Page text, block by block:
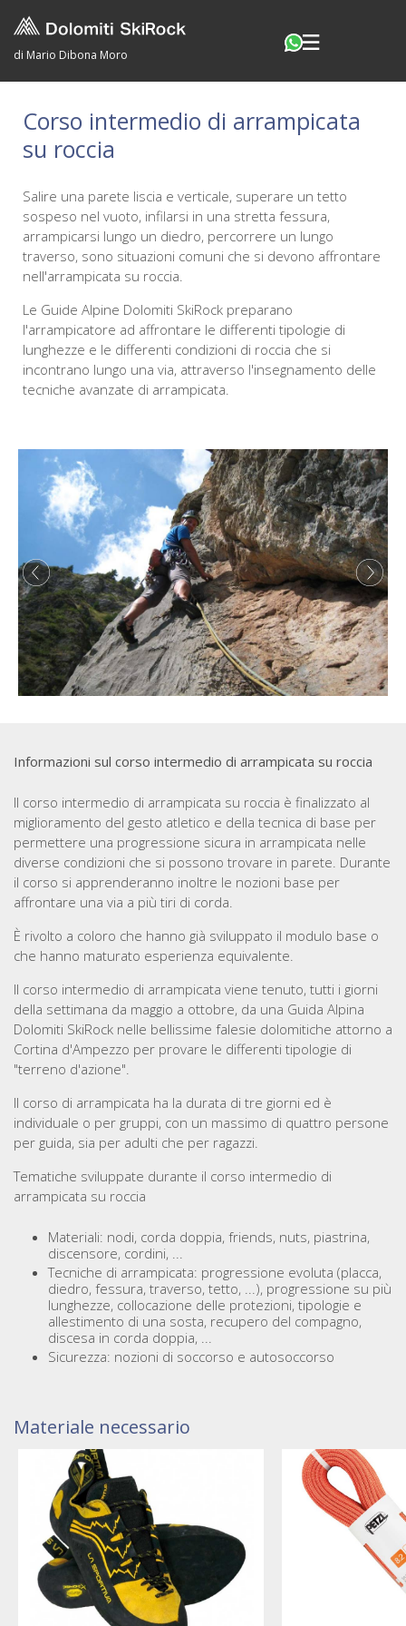
di Mario Dibona Moro
Corso intermedio di arrampicata
su roccia
Salire una parete liscia e verticale, superare un tetto
sospeso nel vuoto, infilarsi in una stretta fessura,
arrampicarsi lungo un diedro, percorrere un lungo
traverso, sono situazioni comuni che si devono affrontare
nell'arrampicata su roccia.
Le Guide Alpine Dolomiti SkiRock preparano
l'arrampicatore ad affrontare le differenti tipologie di
lunghezze e le differenti condizioni di roccia che si
incontrano lungo una via, attraverso l'insegnamento delle
tecniche avanzate di arrampicata.
Informazioni sul corso intermedio di arrampicata su roccia
Il corso intermedio di arrampicata su roccia è finalizzato al
miglioramento del gesto atletico e della tecnica di base per
permettere una progressione sicura in arrampicata nelle
diverse condizioni che si possono trovare in parete. Durante
il corso si apprenderanno inoltre le nozioni base per
affrontare una via a più tiri di corda.
È rivolto a coloro che hanno già sviluppato il modulo base o
che hanno maturato esperienza equivalente.
Il corso intermedio di arrampicata viene tenuto, tutti i giorni
della settimana da maggio a ottobre, da una Guida Alpina
Dolomiti SkiRock nelle bellissime falesie dolomitiche attorno a
Cortina d'Ampezzo per provare le differenti tipologie di
"terreno d'azione".
Il corso di arrampicata ha la durata di tre giorni ed è
individuale o per gruppi, con un massimo di quattro persone
per guida, sia per adulti che per ragazzi.
Tematiche sviluppate durante il corso intermedio di
arrampicata su roccia
Materiali: nodi, corda doppia, friends, nuts, piastrina,
discensore, cordini, ...
Tecniche di arrampicata: progressione evoluta (placca,
diedro, fessura, traverso, tetto, ...), progressione su più
lunghezze, collocazione delle protezioni, tipologie e
allestimento di una sosta, recupero del compagno,
discesa in corda doppia, ...
Sicurezza: nozioni di soccorso e autosoccorso
Materiale necessario